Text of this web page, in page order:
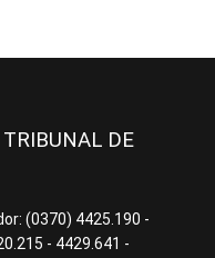
TRIBUNAL DE
(0370) 4425.190 -
- 4429.641 -